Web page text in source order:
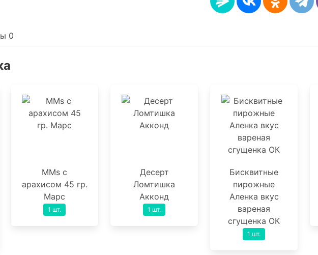
0
MMs с
арахисом 45 гр.
Марс
1 шт.
Десерт
Ломтишка
Акконд
1 шт.
Бисквитные
пирожные
Аленка вкус
вареная
сгущенка ОК
1 шт.